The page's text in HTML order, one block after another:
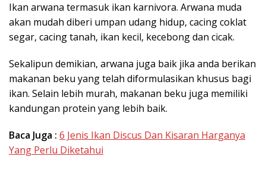
Ikan arwana termasuk ikan karnivora. Arwana muda
akan mudah diberi umpan udang hidup, cacing coklat
segar, cacing tanah, ikan kecil, kecebong dan cicak.
Sekalipun demikian, arwana juga baik jika anda berikan
makanan beku yang telah diformulasikan khusus bagi
ikan. Selain lebih murah, makanan beku juga memiliki
kandungan protein yang lebih baik.
Baca Juga : 6 Jenis Ikan Discus Dan Kisaran Harganya
Yang Perlu Diketahui